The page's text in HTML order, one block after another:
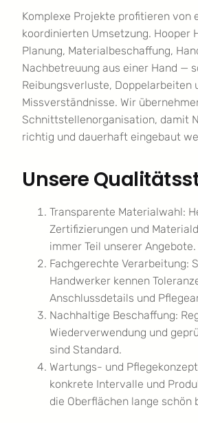
Komplexe Projekte profitieren von
koordinierten Umsetzung. Hooper
Planung, Materialbeschaffung,
Nachbetreuung aus einer Hand —
Reibungsverluste, Doppelarbeiten
Missverständnisse. Wir
Schnittstellenorganisation, damit
richtig und dauerhaft eingebaut
Unsere
Transparente Materialwahl:
Zertifizierungen und
immer Teil unserer Angebote.
Fachgerechte Verarbeitung:
Handwerker kennen
Anschlussdetails und
Nachhaltige Beschaffung:
Wiederverwendung und
sind Standard.
Wartungs- und
konkrete Intervalle und
die Oberflächen lange schön